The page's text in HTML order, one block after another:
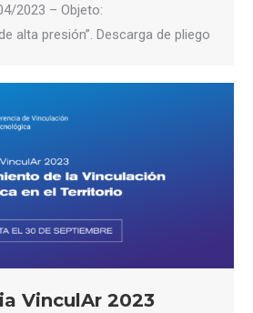
2023 – Objeto:
alta presión”. Descarga de pliego
VinculAr 2023